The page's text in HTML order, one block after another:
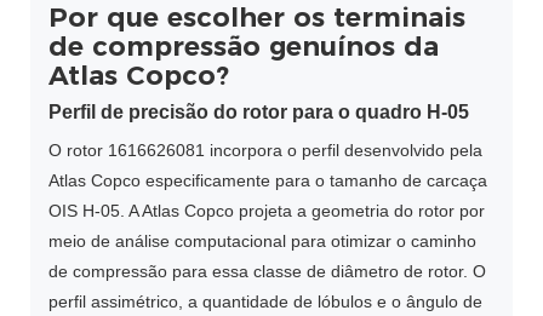
Por que escolher os terminais
de compressão genuínos da
Atlas Copco?
Perfil de precisão do rotor para o quadro H-05
O rotor 1616626081 incorpora o perfil desenvolvido pela
Atlas Copco especificamente para o tamanho de carcaça
OIS H-05. A Atlas Copco projeta a geometria do rotor por
meio de análise computacional para otimizar o caminho
de compressão para essa classe de diâmetro de rotor. O
perfil assimétrico, a quantidade de lóbulos e o ângulo de